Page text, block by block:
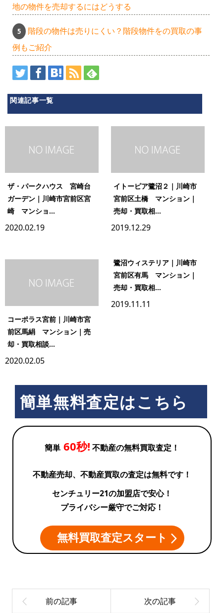
地の物件を売却するにはどうする
階段の物件は売りにくい？階段物件をの買取の事
例もご紹介
関連記事一覧
ザ・パークハウス 宮崎台
ガーデン｜川崎市宮前区宮
崎 マンショ...
2020.02.19
イトーピア鷺沼２｜川崎市
宮前区土橋 マンション｜
売却・買取相...
2019.12.29
コーポラス宮前｜川崎市宮
前区馬絹 マンション｜売
却・買取相談...
2020.02.05
鷺沼ウィステリア｜川崎市
宮前区有馬 マンション｜
売却・買取相...
2019.11.11
簡単無料査定はこちら
簡単 60秒! 不動産の無料買取査定！
不動産売却、不動産買取の査定は無料です！
センチュリー21の加盟店で安心！
プライバシー厳守でご対応！
無料買取査定スタート